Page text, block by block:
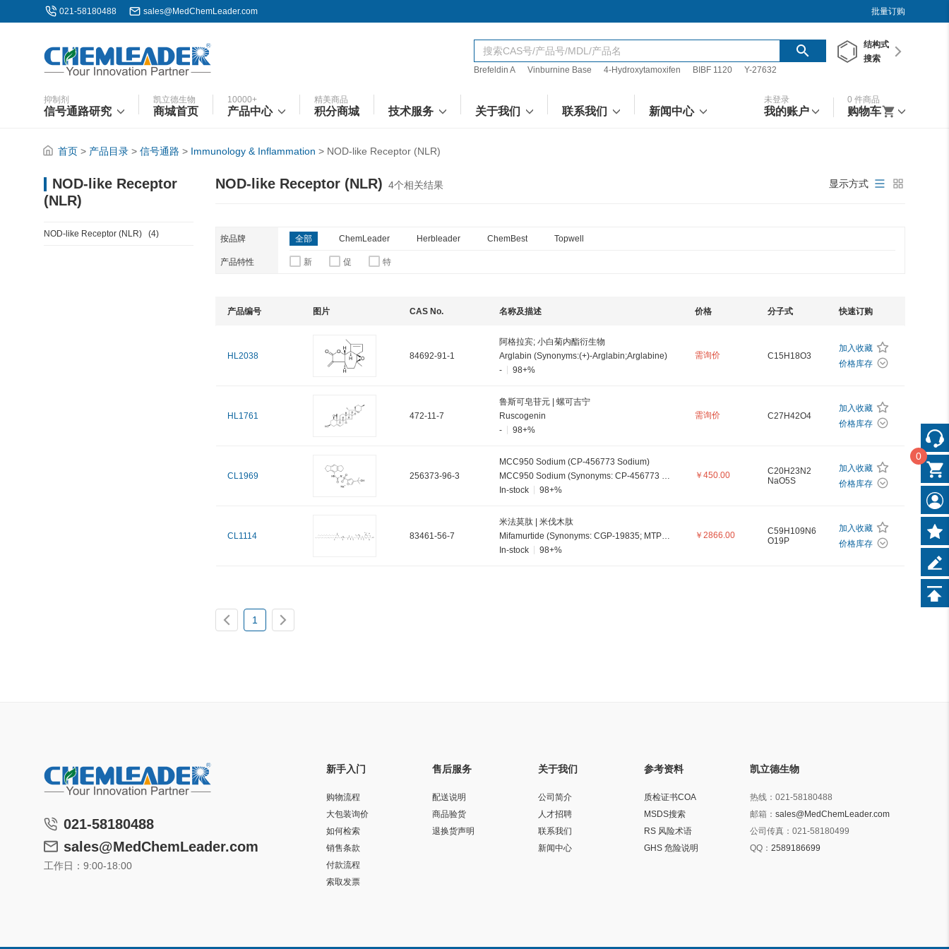
021-58180488 sales@MedChemLeader.com 批量订购
结构式
搜索
Brefeldin A
Vinburnine Base 4-Hydroxytamoxifen BIBF 1120 Y-27632
抑制剂
信号通路研究
凯立德生物
商城首页
10000+
产品中心
精美商品
积分商城 技术服务 关于我们 联系我们 新闻中心
未登录
我的账户
0 件商品
购物车
首页 > 产品目录 > 信号通路 > Immunology & Inflammation > NOD-like Receptor (NLR)
NOD-like Receptor
(NLR)
NOD-like Receptor (NLR) (4)
NOD-like Receptor (NLR) 4个相关结果 显示方式
按品牌 全部 ChemLeader Herbleader ChemBest Topwell
产品特性 新 促 特
产品编号 图片 CAS No. 名称及描述 价格 分子式 快速订购
HL2038 84692-91-1
阿格拉宾; 小白菊内酯衍生物
Arglabin (Synonyms:(+)-Arglabin;Arglabine)
-
98+%
需询价 C15H18O3
加入收藏
价格库存
HL1761 472-11-7
鲁斯可皂苷元 | 螺可吉宁
Ruscogenin
-
98+%
需询价 C27H42O4
加入收藏
价格库存
CL1969 256373-96-3
MCC950 Sodium (CP-456773 Sodium)
MCC950 Sodium (Synonyms: CP-456773 Sodium; CRID3 sodium salt)
In-stock
98+%
￥450.00
C20H23N2
NaO5S
加入收藏
价格库存
CL1114 83461-56-7
米法莫肽 | 米伐木肽
Mifamurtide (Synonyms: CGP-19835; MTP-PE; L-MTP-PE; CGP 19835)
In-stock
98+%
￥2866.00
C59H109N6
O19P
加入收藏
价格库存
1
021-58180488
sales@MedChemLeader.com
工作日：9:00-18:00
凯立德生物
热线： 021-58180488
邮箱： sales@MedChemLeader.com
公司传真： 021-58180499
QQ： 2589186699
新手入门
购物流程
大包装询价
如何检索
销售条款
付款流程
索取发票
售后服务
配送说明
商品验货
退换货声明
关于我们
公司简介
人才招聘
联系我们
新闻中心
参考资料
质检证书COA
MSDS搜索
RS 风险术语
GHS 危险说明
0